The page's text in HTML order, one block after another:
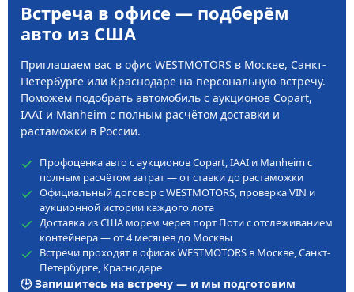
Встреча в офисе — подберём
авто из США
Приглашаем вас в офис WESTMOTORS в Москве, Санкт-
Петербурге или Краснодаре на персональную встречу.
Поможем подобрать автомобиль с аукционов Copart,
IAAI и Manheim с полным расчётом доставки и
растаможки в России.
Профоценка авто с аукционов Copart, IAAI и Manheim с
полным расчётом затрат — от ставки до растаможки
Официальный договор с WESTMOTORS, проверка VIN и
аукционной истории каждого лота
Доставка из США морем через порт Поти с отслеживанием
контейнера — от 4 месяцев до Москвы
Встречи проходят в офисах WESTMOTORS в Москве, Санкт-
Петербурге, Краснодаре
🕒 Запишитесь на встречу — и мы подготовим